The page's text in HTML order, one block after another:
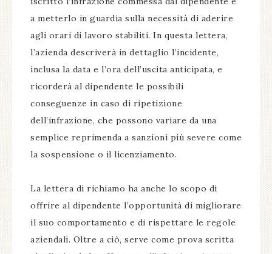
a metterlo in guardia sulla necessità di aderire
agli orari di lavoro stabiliti. In questa lettera,
l’azienda descriverà in dettaglio l’incidente,
inclusa la data e l’ora dell’uscita anticipata, e
ricorderà al dipendente le possibili
conseguenze in caso di ripetizione
dell’infrazione, che possono variare da una
semplice reprimenda a sanzioni più severe come
la sospensione o il licenziamento.
La lettera di richiamo ha anche lo scopo di
offrire al dipendente l’opportunità di migliorare
il suo comportamento e di rispettare le regole
aziendali. Oltre a ciò, serve come prova scritta